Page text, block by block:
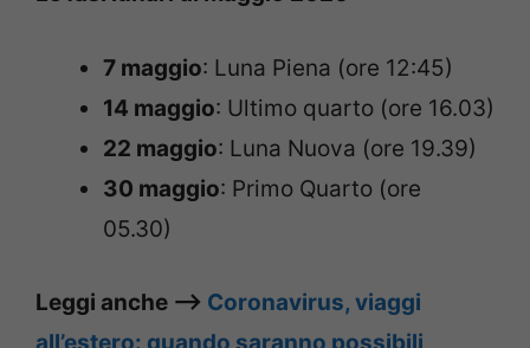
7 maggio: Luna Piena (ore 12:45)
14 maggio: Ultimo quarto (ore 16.03)
22 maggio: Luna Nuova (ore 19.39)
30 maggio: Primo Quarto (ore
05.30)
Leggi anche –> Coronavirus, viaggi